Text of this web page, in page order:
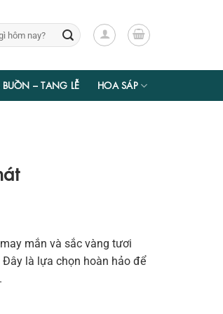
– TANG LỄ HOA SÁP
₫.
mắn và sắc vàng tươi
là lựa chọn hoàn hảo để